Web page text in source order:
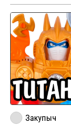
Закупыч